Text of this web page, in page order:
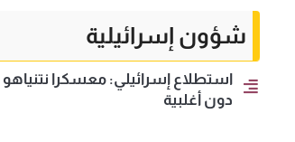
شؤون إسرائيلية
استطلاع إسرائيلي: معسكرا نتنياهو
دون أغلبية